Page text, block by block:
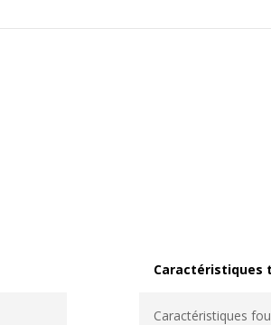
Caractéristiques
Caractéristiques